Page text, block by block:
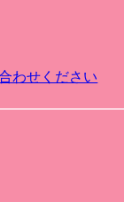
わせください